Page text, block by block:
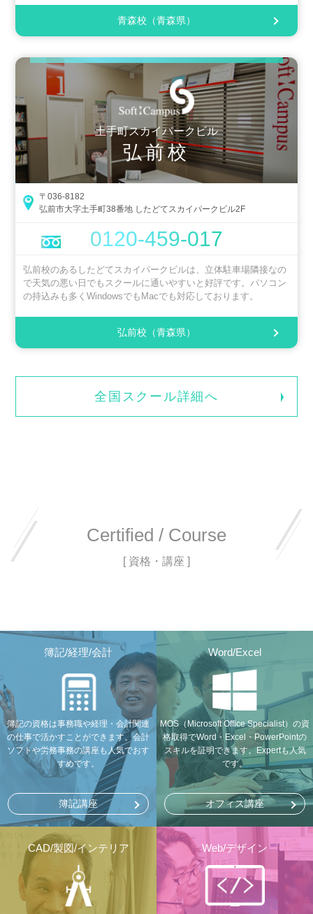
青森校（青森県）
土手町スカイパークビル
弘前校
〒036-8182
弘前市大字土手町38番地 したどてスカイパークビル2F
0120-459-017
弘前校のあるしたどてスカイパークビルは、立体駐車場隣接なの
で天気の悪い日でもスクールに通いやすいと好評です。パソコン
の持込みも多くWindowsでもMacでも対応しております。
弘前校（青森県）
全国スクール詳細へ
Certified / Course
[ 資格・講座 ]
簿記/経理/会計
簿記の資格は事務職や経理・会計関連
の仕事で活かすことができます。会計
ソフトや労務事務の講座も人気でおす
すめです。
簿記講座
Word/Excel
MOS（Microsoft Office Specialist）の資
格取得でWord・Excel・PowerPointの
スキルを証明できます。Expertも人気
です。
オフィス講座
CAD/製図/インテリア Web/デザイン